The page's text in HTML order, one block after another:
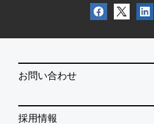
お問い合わせ
採用情報